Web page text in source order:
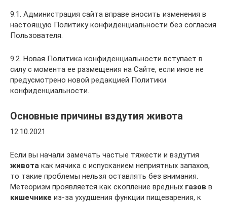
9.1. Администрация сайта вправе вносить изменения в
настоящую Политику конфиденциальности без согласия
Пользователя.
9.2. Новая Политика конфиденциальности вступает в
силу с момента ее размещения на Сайте, если иное не
предусмотрено новой редакцией Политики
конфиденциальности.
Основные причины вздутия живота
12.10.2021
Если вы начали замечать частые тяжести и вздутия
живота как мячика с испусканием неприятных запахов,
то такие проблемы нельзя оставлять без внимания.
Метеоризм проявляется как скопление вредных газов в
кишечнике из-за ухудшения функции пищеварения, к